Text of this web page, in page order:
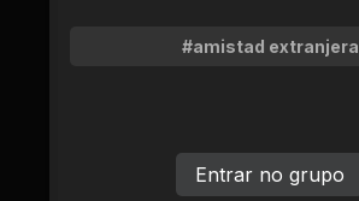
#amistad extranjera
Entrar no grupo